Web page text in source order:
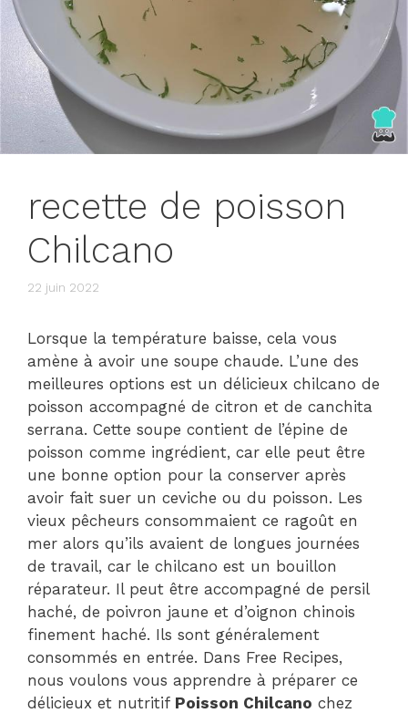
recette de poisson
Chilcano
22 juin 2022
Lorsque la température baisse, cela vous
amène à avoir une soupe chaude. L’une des
meilleures options est un délicieux chilcano de
poisson accompagné de citron et de canchita
serrana. Cette soupe contient de l’épine de
poisson comme ingrédient, car elle peut être
une bonne option pour la conserver après
avoir fait suer un ceviche ou du poisson. Les
vieux pêcheurs consommaient ce ragoût en
mer alors qu’ils avaient de longues journées
de travail, car le chilcano est un bouillon
réparateur. Il peut être accompagné de persil
haché, de poivron jaune et d’oignon chinois
finement haché. Ils sont généralement
consommés en entrée. Dans Free Recipes,
nous voulons vous apprendre à préparer ce
délicieux et nutritif Poisson Chilcano chez